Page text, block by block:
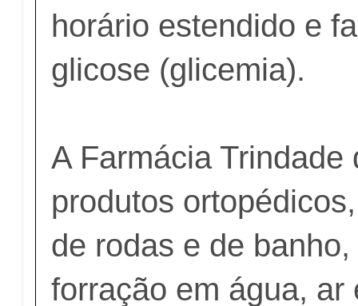
horário estendido e
glicose (glicemia).
A Farmácia Trindade
produtos
de rodas e de
forração em água, ar